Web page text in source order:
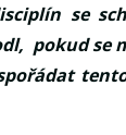
se
pokud se